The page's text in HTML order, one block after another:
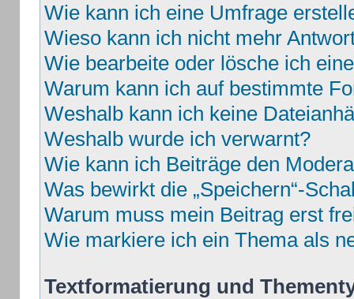
Wie kann ich eine Umfrage
Wieso kann ich nicht mehr
Wie bearbeite oder lösche ich
Warum kann ich auf bestimmte
Weshalb kann ich keine
Weshalb wurde ich verwarnt?
Wie kann ich Beiträge den
Was bewirkt die „Speichern“-
Warum muss mein Beitrag erst
Wie markiere ich ein Thema als
Textformatierung und